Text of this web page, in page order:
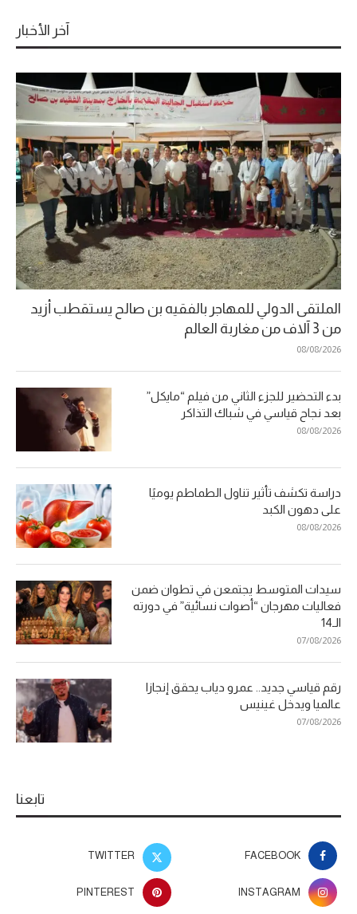
آخر الأخبار
الملتقى الدولي للمهاجر بالفقيه بن صالح يستقطب أزيد
من 3 آلاف من مغاربة العالم
08/08/2026
بدء التحضير للجزء الثاني من فيلم “مايكل”
بعد نجاح قياسي في شباك التذاكر
08/08/2026
دراسة تكشف تأثير تناول الطماطم يوميًا
على دهون الكبد
08/08/2026
سيدات المتوسط يجتمعن في تطوان ضمن
فعاليات مهرجان “أصوات نسائية” في دورته
الـ14
07/08/2026
رقم قياسي جديد.. عمرو دياب يحقق إنجازا
عالميا ويدخل غينيس
07/08/2026
تابعنا
FACEBOOK
TWITTER
INSTAGRAM
PINTEREST